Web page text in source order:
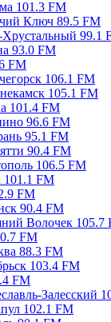
101.3 FM
Ключ 89.5 FM
Хрустальный 99.1
93.0 FM
FM
106.1 FM
105.1 FM
101.4 FM
96.6 FM
95.1 FM
90.4 FM
106.5 FM
101.1 FM
FM
90.4 FM
Волочек 105.7
FM
88.3 FM
103.4 FM
FM
Залесский
102.1 FM